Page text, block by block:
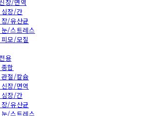
장/면역
장/간
/유산균
/스트레스
모/모질
용
합
절/칼슘
장/면역
장/간
/유산균
/스트레스